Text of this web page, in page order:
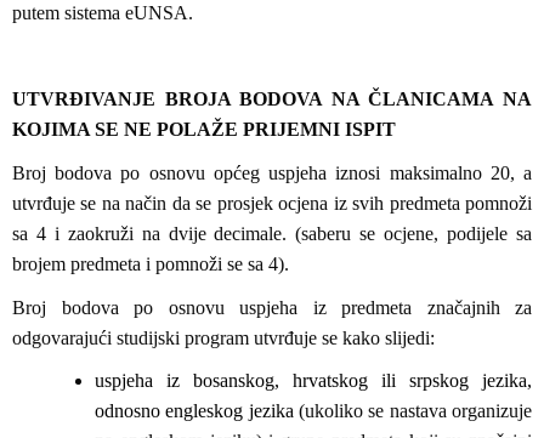
putem sistema eUNSA.
UTVRĐIVANJE BROJA BODOVA NA ČLANICAMA NA
KOJIMA SE NE POLAŽE PRIJEMNI ISPIT
Broj bodova po osnovu općeg uspjeha iznosi maksimalno 20, a
utvrđuje se na način da se prosjek ocjena iz svih predmeta pomnoži
sa 4 i zaokruži na dvije decimale. (saberu se ocjene, podijele sa
brojem predmeta i pomnoži se sa 4).
Broj bodova po osnovu uspjeha iz predmeta značajnih za
odgovarajući studijski program utvrđuje se kako slijedi:
uspjeha iz bosanskog, hrvatskog ili srpskog jezika,
odnosno engleskog jezika (ukoliko se nastava organizuje